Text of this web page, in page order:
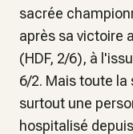
sacrée
après sa victoire
(HDF, 2/6), à
6/2. Mais toute
surtout une
hospitalisé